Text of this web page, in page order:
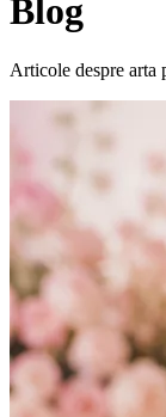
Blog
Articole despre arta